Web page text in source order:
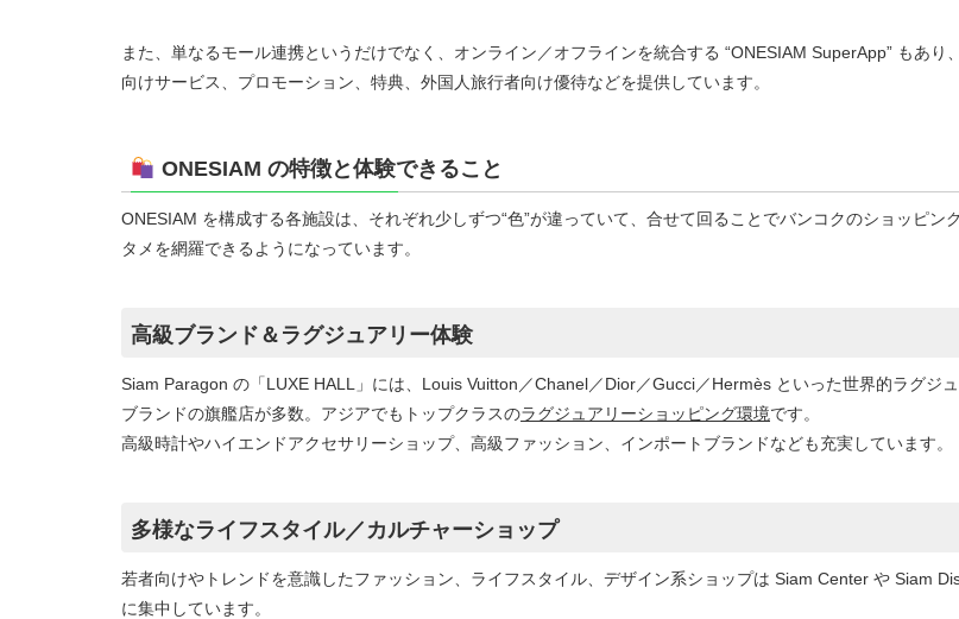
また、単なるモール連携というだけでなく、オンライン／オフラインを統合する “ONESIAM SuperApp” もあり
向けサービス、プロモーション、特典、外国人旅行者向け優待などを提供しています。
ONESIAM の特徴と体験できること
ONESIAM を構成する各施設は、それぞれ少しずつ“色”が違っていて、合せて回ることでバンコクのショッピン
タメを網羅できるようになっています。
高級ブランド＆ラグジュアリー体験
Siam Paragon の「LUXE HALL」には、Louis Vuitton／Chanel／Dior／Gucci／Hermès といった世界的ラグジ
ブランドの旗艦店が多数。アジアでもトップクラスのラグジュアリーショッピング環境です。
高級時計やハイエンドアクセサリーショップ、高級ファッション、インポートブランドなども充実しています。
多様なライフスタイル／カルチャーショップ
若者向けやトレンドを意識したファッション、ライフスタイル、デザイン系ショップは Siam Center や Siam
に集中しています。